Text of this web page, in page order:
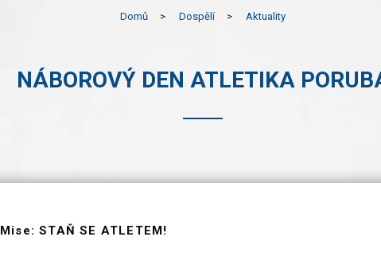
POJĎ ZKUSIT ATLETIKU V
Domů Dospělí Aktuality
NÁBOROVÝ DEN ATLETIKA
Mise: STAŇ SE ATLETEM!